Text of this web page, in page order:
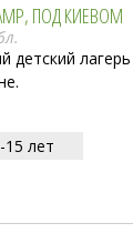
ПОД КИЕВОМ
детский
15 лет